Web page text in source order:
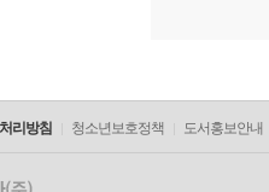
리방침 청소년보호정책 도서홍보안내